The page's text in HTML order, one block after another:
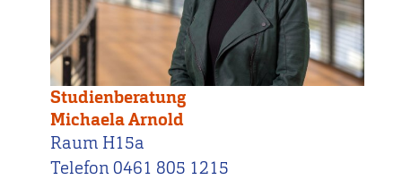
Studienberatung
Michaela Arnold
Raum H15a
Telefon 0461 805 1215